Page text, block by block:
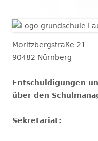
Moritzbergstraße 21
90482 Nürnberg
Entschuldigungen
über den
Sekretariat: